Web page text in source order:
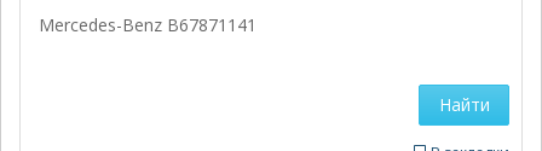
Mercedes-Benz B67871141
Найти